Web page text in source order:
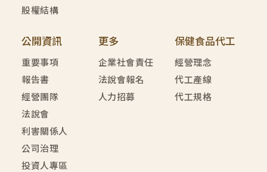
股權結構
公開資訊
重要事項
報告書
經營團隊
法說會
利害關係人
公司治理
投資人專區
更多
企業社會責任
法說會報名
人力招募
保健食品代工
經營理念
代工產線
代工規格